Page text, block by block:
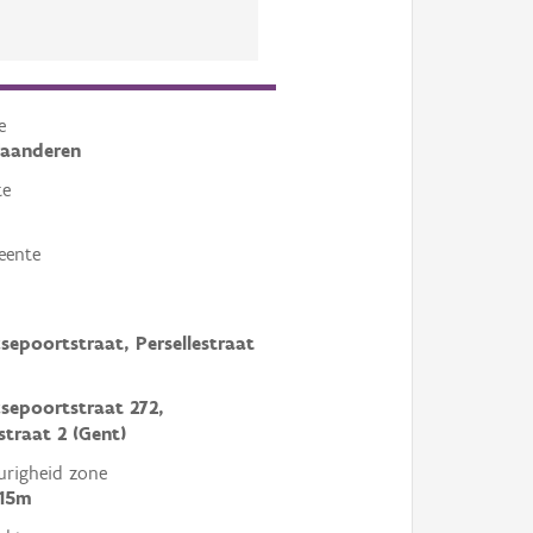
Persellestraat
272,
2 (Gent)
zone